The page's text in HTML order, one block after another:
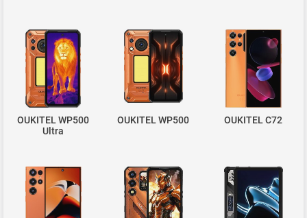
OUKITEL WP500
Ultra
OUKITEL WP500 OUKITEL C72